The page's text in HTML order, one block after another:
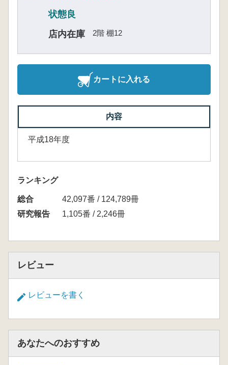
状態良
店内在庫
2階 棚12
カートに入れる
内容
平成18年度
ランキング
総合
42,097番 / 124,789冊
研究報告
1,105番 / 2,246冊
レビュー
レビューを書く
あなたへのおすすめ